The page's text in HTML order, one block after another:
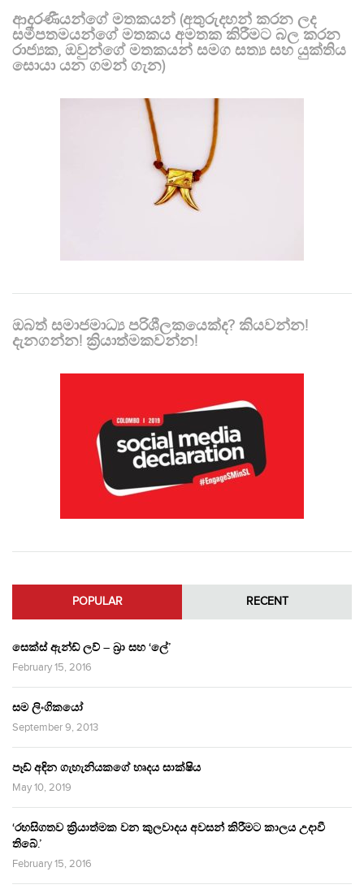
ආදරණීයන්ගේ මතකයන් (අතුරුදහන් කරන ලද
සමීපතමයන්ගේ මතකය අමතක කිරීමට බල කරන
රාජ්‍යක, ඔවුන්ගේ මතකයන් සමග සත්‍ය සහ යුක්තිය
සොයා යන ගමන් ගැන)
ඔබත් සමාජමාධ්‍ය පරිශීලකයෙක්ද? කියවන්න!
දැනගන්න! ක්‍රියාත්මකවන්න!
POPULAR RECENT
සෙක්ස් ඇන්ඩ් ලව් – බ්‍රා සහ ‘ලේ’
February 15, 2016
සම ලිංගිකයෝ
September 9, 2013
පෑඩ් අඳින ගැහැනියකගේ හෘදය සාක්ෂිය
May 10, 2019
‘රහසිගතව ක්‍රියාත්මක වන කුලවාදය අවසන් කිරීමට කාලය උදාවී
තිබේ.’
February 15, 2016